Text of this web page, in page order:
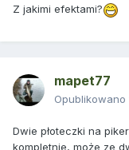
Z jakimi efektami?
mapet77
Opublikowano
Dwie płoteczki na
kompletnie, może ze